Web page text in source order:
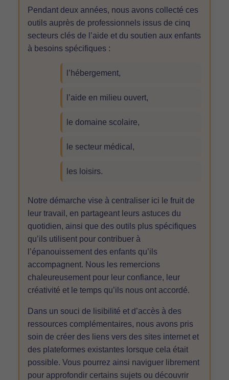
Pendant deux années, nous avons collecté ces
outils auprès de professionnels issus de cinq
secteurs clés de l’aide et du soutien aux enfants
à besoins spécifiques :
l’hébergement,
l’aide en milieu ouvert,
le domaine scolaire,
le secteur médical,
les loisirs.
Notre démarche vise à centraliser ici le fruit de
leur travail, en partageant leurs astuces du
quotidien, ainsi que des outils plus spécifiques
qu’ils utilisent pour contribuer à
l’épanouissement des enfants qu’ils
accompagnent. Nous les remercions
chaleureusement pour leur confiance, leur
créativité et le temps qu’ils nous ont accordé.
Dans un souci de lisibilité et d’accès à des
ressources complémentaires, nous avons pris
soin de créer des liens vers des sites internet et
des plateformes existantes lorsque cela était
possible. Vous pourrez ainsi naviguer librement
pour approfondir certains sujets ou découvrir